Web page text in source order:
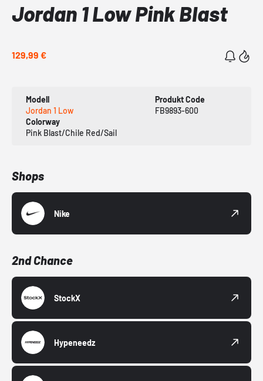
Jordan 1 Low Pink Blast
129,99 €
Modell
Jordan 1 Low
Produkt Code
FB9893-600
Colorway
Pink Blast/Chile Red/Sail
Shops
Nike
2nd Chance
StockX
Hypeneedz